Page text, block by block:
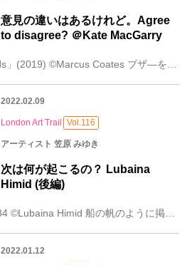
意見の違いはあるけれど。Agree
to disagree? ＠Kate MacGarry
2022.02.09
London Art Trail Vol.116
アーティスト 笠原 みゆき
次は何が起こるの？ Lubaina
Himid (後編)
2022.01.12